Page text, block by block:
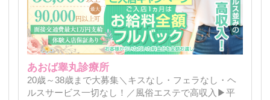
あおば睾丸診療所
20歳～38歳まで大募集＼キスなし・フェラなし・ヘ
ルスサービス一切なし！／風俗エステで高収入▶平